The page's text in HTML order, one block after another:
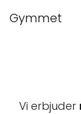
Gymmet
Vi erbjuder